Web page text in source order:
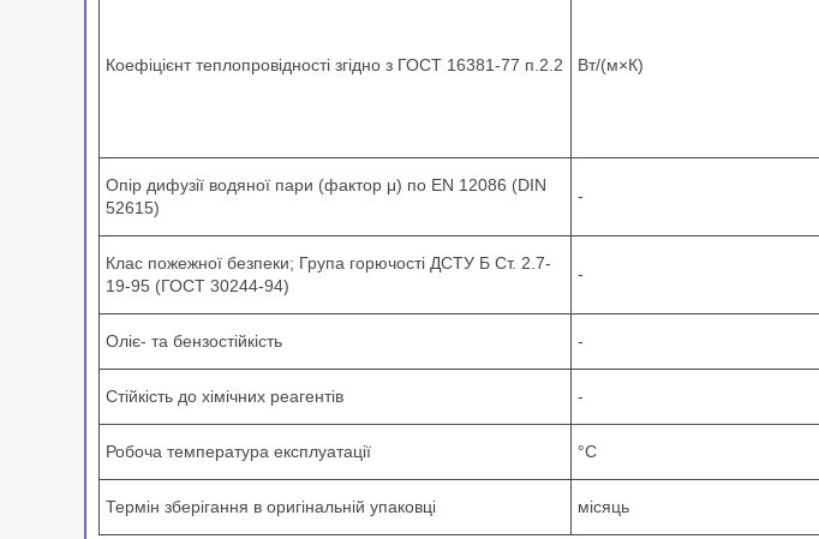
Коефіцієнт теплопровідності згідно з ГОСТ 16381-77 п.2.2 Вт/(м×К)
Опір дифузії водяної пари (фактор μ) по EN 12086 (DIN
52615)
-
Клас пожежної безпеки; Група горючості ДСТУ Б Ст. 2.7-
19-95 (ГОСТ 30244-94)
-
Оліє- та бензостійкість -
Стійкість до хімічних реагентів -
Робоча температура експлуатації °C
Термін зберігання в оригінальній упаковці місяць